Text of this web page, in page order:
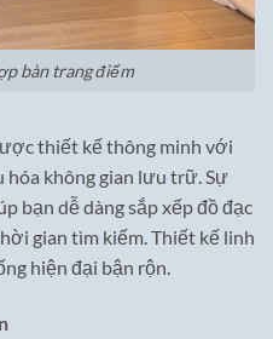
bàn trang điểm
thiết kế thông minh với
hóa không gian lưu trữ. Sự
bạn dễ dàng sắp xếp đồ đạc
gian tìm kiếm. Thiết kế linh
hiện đại bận rộn.